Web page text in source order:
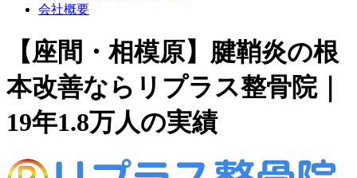
会社概要
【座間・相模原】腱鞘炎の根
本改善ならリプラス整骨院｜
19年1.8万人の実績